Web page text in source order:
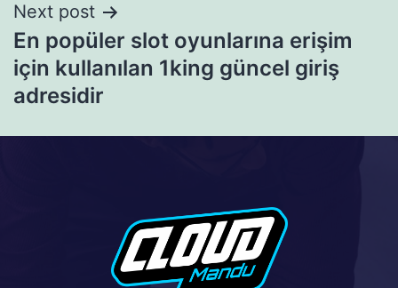
Next post
En popüler slot oyunlarına erişim
için kullanılan 1king güncel giriş
adresidir